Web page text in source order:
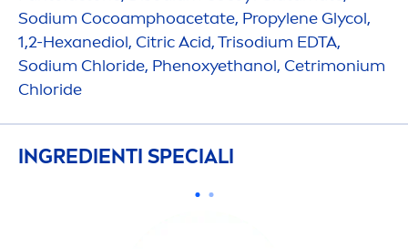
Sodium Cocoamphoacetate, Propylene Glycol,
1,2-Hexanediol, Citric Acid, Trisodium EDTA,
Sodium Chloride, Phenoxyethanol, Cetrimonium
Chloride
INGREDIENTI SPECIALI